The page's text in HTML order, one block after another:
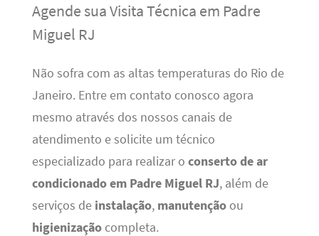
Agende sua Visita Técnica em Padre
Miguel RJ
Não sofra com as altas temperaturas do Rio de
Janeiro. Entre em contato conosco agora
mesmo através dos nossos canais de
atendimento e solicite um técnico
especializado para realizar o conserto de ar
condicionado em Padre Miguel RJ, além de
serviços de instalação, manutençãoou
higienizaçãocompleta.